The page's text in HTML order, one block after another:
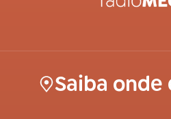
Saiba onde